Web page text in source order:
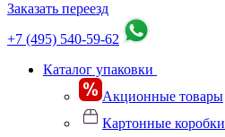
Заказать переезд
+7 (495) 540-59-62
Каталог упаковки
Акционные товары
Картонные коробки